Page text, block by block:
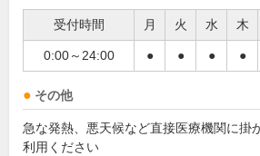
受付時間 月 火 水 木
0:00～24:00 ● ● ● ●
その他
急な発熱、悪天候など直接医療機関に掛
利用ください